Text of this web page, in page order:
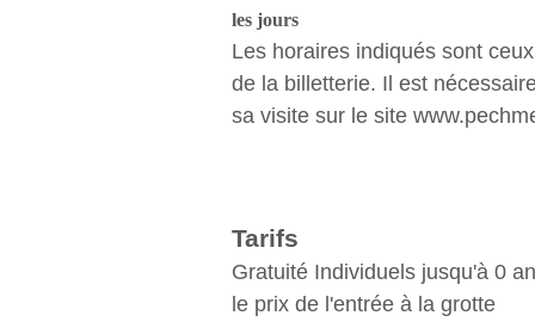
les jours
Les horaires indiqués sont
de la billetterie. Il est
sa visite sur le site
Tarifs
Gratuité Individuels jusqu'à 0
le prix de l'entrée à la grotte